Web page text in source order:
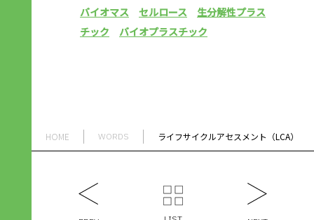
バイオマス
セルロース
生分解性プラス
チック
バイオプラスチック
HOME WORDS ライフサイクルアセスメント（LCA）